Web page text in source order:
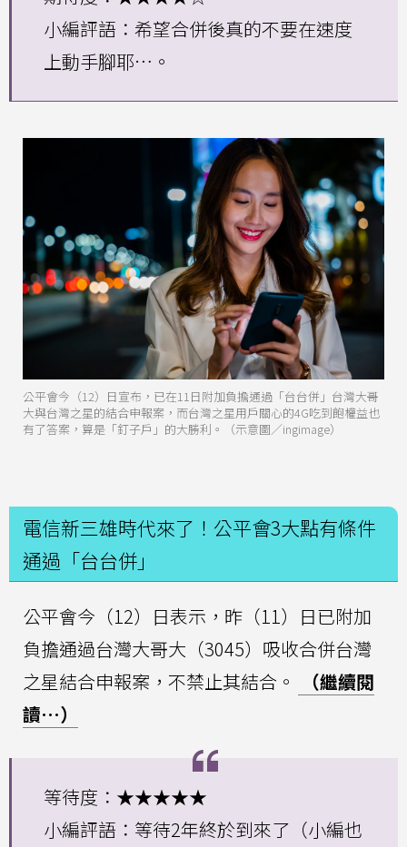
小編評語：希望合併後真的不要在速度
上動手腳耶…。
公平會今（12）日宣布，已在11日附加負擔通過「台台併」台灣大哥
大與台灣之星的結合申報案，而台灣之星用戶關心的4G吃到飽權益也
有了答案，算是「釘子戶」的大勝利。（示意圖／ingimage）
電信新三雄時代來了！公平會3大點有條件
通過「台台併」
公平會今（12）日表示，昨（11）日已附加
負擔通過台灣大哥大（3045）吸收合併台灣
之星結合申報案，不禁止其結合。
（繼續閱
讀…）
等待度：★★★★★
小編評語：等待2年終於到來了（小編也